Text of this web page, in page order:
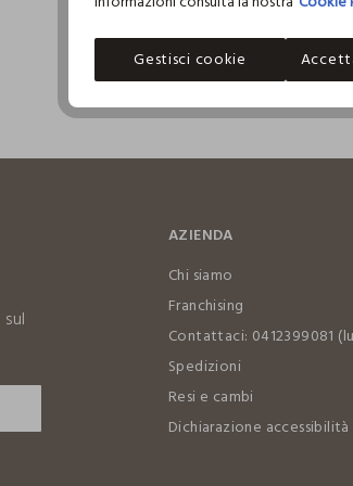
sul
AZIENDA
Chi siamo
Franchising
Contattaci: 0412399081
Spedizioni
Resi e cambi
Dichiarazione accessibilità
Gestisci cookie